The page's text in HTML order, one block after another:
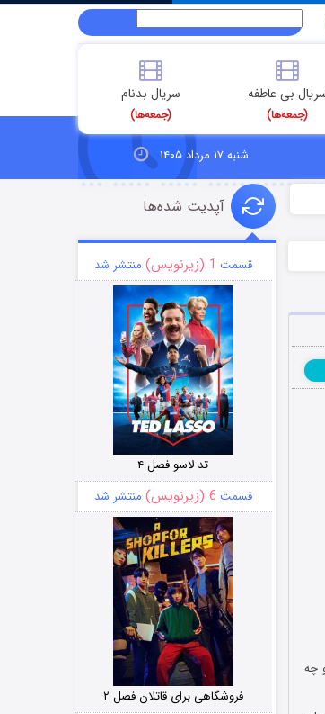
بی عاطفه
(جمعه‌ها)
سریال بدنام
(جمعه‌ها)
شنبه ۱۷ مرداد ۱۴۰۵
چه
آپدیت شده‌ها
قسمت 1 (زیرنویس) منتشر شد
تد لاسو فصل ۴
قسمت 6 (زیرنویس) منتشر شد
فروشگاهی برای قاتلان فصل ۲